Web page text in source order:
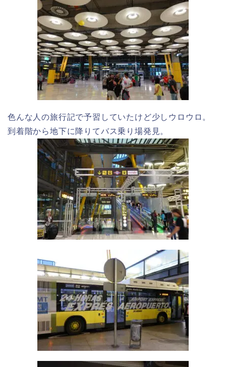
色んな人の旅行記で予習していたけど少しウロウロ。
到着階から地下に降りてバス乗り場発見。